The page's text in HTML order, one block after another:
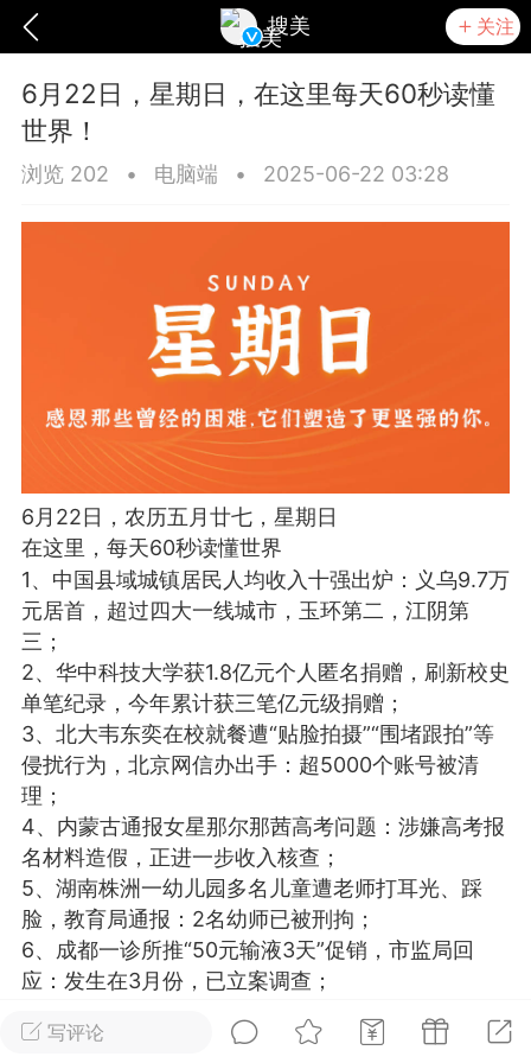
搜美 关注
卡卡动能素 无创溶斑术
美业357 芯诗妍
每次200金币 点击购买
师 小熊水光
爆汗熊
脂
卡卡动能素
皇斯普拉雅
建术
DRYY面膜 微晶溶斑术
爆款平台 Lv.8 靓号
加盟商
26 23:18
电脑端 美业资讯
闪充小白罐
本/双效闪充，养出紧致小白脸！一、项
充小白罐 = 闪充大白肌（仪器）× 草本
产品）×极光嫩肤啫喱（产品）这是一套
护...写评论
6月22日，星期日，在这里每天60秒读懂
世界！
浏览 202 • 电脑端 • 2025-06-22 03:28
6月22日，农历五月廿七，星期日
在这里，每天60秒读懂世界
1、中国县域城镇居民人均收入十强出炉：义乌9.7万
元居首，超过四大一线城市，玉环第二，江阴第
三；
2、华中科技大学获1.8亿元个人匿名捐赠，刷新校史
单笔纪录，今年累计获三笔亿元级捐赠；
3、北大韦东奕在校就餐遭“贴脸拍摄”“围堵跟拍”等
侵扰行为，北京网信办出手：超5000个账号被清
理；
4、内蒙古通报女星那尔那茜高考问题：涉嫌高考报
名材料造假，正进一步收入核查；
5、湖南株洲一幼儿园多名儿童遭老师打耳光、踩
脸，教育局通报：2名幼师已被刑拘；
6、成都一诊所推“50元输液3天”促销，市监局回
应：发生在3月份，已立案调查；
7、网传初代网红凤姐在美国已被捕，正在等待遣
返，其曾持特殊签证在美居留未获绿卡；